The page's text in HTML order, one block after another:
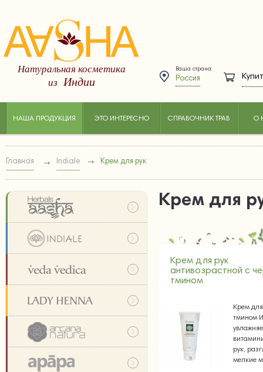
Натуральная косметика
из Индии
Ваша страна:
Россия
НАША ПРОДУКЦИЯ ЭТО ИНТЕРЕСНО СПРАВОЧНИК ТРАВ О
Главная Indiale Крем для рук
Крем для
Крем для рук
антивозрастной с
тмином
Крем
тмином
рук,
мелкие